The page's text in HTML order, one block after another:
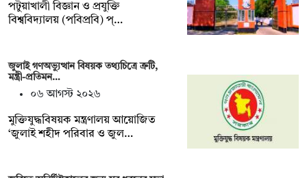
পটুয়াখালী বিজ্ঞান ও প্রযুক্তি
বিশ্ববিদ্যালয় (পবিপ্রবি) প্…
জুলাই গণঅভ্যুত্থান বিষয়ক তথ্যচিত্রে ত্রুটি,
মন্ত্রী-প্রতিমন…
০৬ আগস্ট ২০২৬
মুক্তিযুদ্ধবিষয়ক মন্ত্রণালয় আয়োজিত
‘জুলাই শহীদ পরিবার ও জুল…